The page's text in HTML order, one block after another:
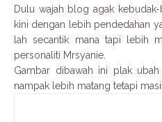
Dulu wajah blog agak
kini dengan lebih pendedahan
lah secantik mana tapi lebih
personaliti Mrsyanie.
Gambar dibawah ini plak
nampak lebih matang tetapi